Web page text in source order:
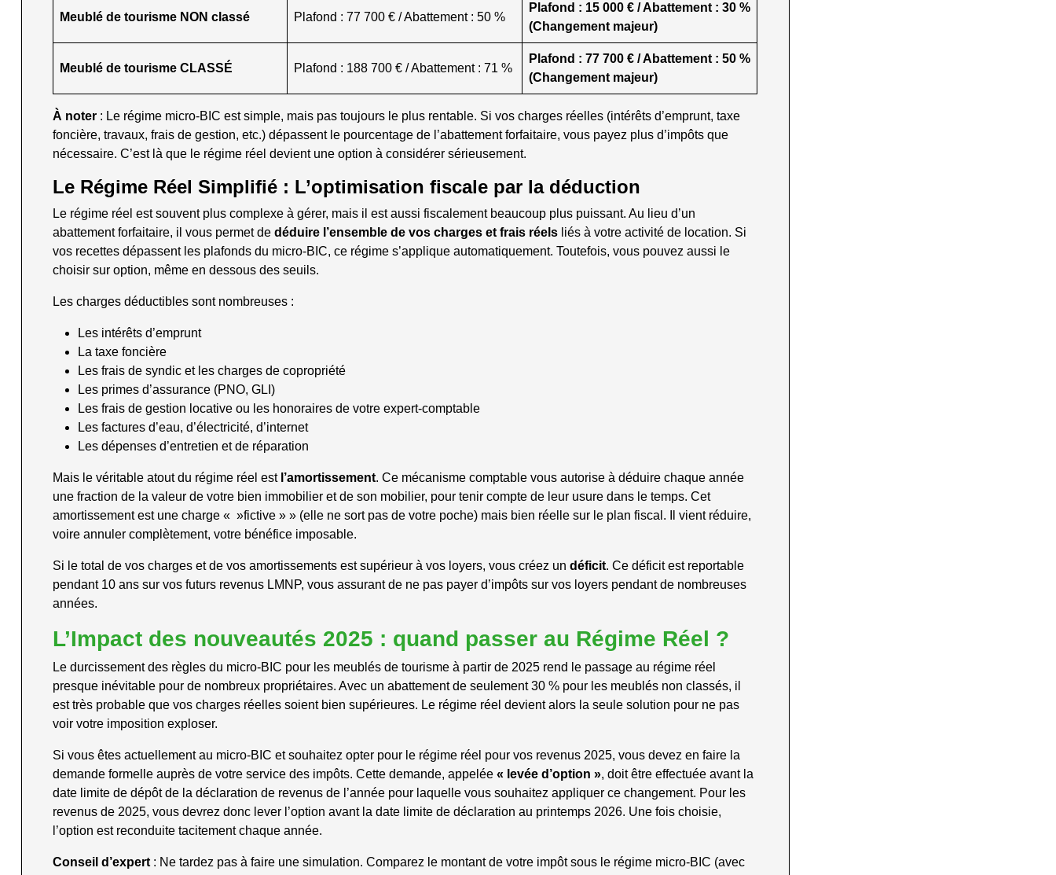
Meublé de tourisme NON classé Plafond : 77 700 € / Abattement : 50 %
Plafond : 15 000 € / Abattement : 30 %
(Changement majeur)
Meublé de tourisme CLASSÉ Plafond : 188 700 € / Abattement : 71 %
Plafond : 77 700 € / Abattement : 50 %
(Changement majeur)
À noter: Le régime micro-BIC est simple, mais pas toujours le plus rentable. Si vos charges réelles (intérêts d’emprunt, taxe
foncière, travaux, frais de gestion, etc.) dépassent le pourcentage de l’abattement forfaitaire, vous payez plus d’impôts que
nécessaire. C’est là que le régime réel devient une option à considérer sérieusement.
Le Régime Réel Simplifié : L’optimisation fiscale par la déduction
Le régime réel est souvent plus complexe à gérer, mais il est aussi fiscalement beaucoup plus puissant. Au lieu d’un
abattement forfaitaire, il vous permet de déduire l’ensemble de vos charges et frais réelsliés à votre activité de location. Si
vos recettes dépassent les plafonds du micro-BIC, ce régime s’applique automatiquement. Toutefois, vous pouvez aussi le
choisir sur option, même en dessous des seuils.
Les charges déductibles sont nombreuses :
Les intérêts d’emprunt
La taxe foncière
Les frais de syndic et les charges de copropriété
Les primes d’assurance (PNO, GLI)
Les frais de gestion locative ou les honoraires de votre expert-comptable
Les factures d’eau, d’électricité, d’internet
Les dépenses d’entretien et de réparation
Mais le véritable atout du régime réel est l’amortissement. Ce mécanisme comptable vous autorise à déduire chaque année
une fraction de la valeur de votre bien immobilier et de son mobilier, pour tenir compte de leur usure dans le temps. Cet
amortissement est une charge « »fictive » » (elle ne sort pas de votre poche) mais bien réelle sur le plan fiscal. Il vient réduire,
voire annuler complètement, votre bénéfice imposable.
Si le total de vos charges et de vos amortissements est supérieur à vos loyers, vous créez un déficit. Ce déficit est reportable
pendant 10 ans sur vos futurs revenus LMNP, vous assurant de ne pas payer d’impôts sur vos loyers pendant de nombreuses
années.
L’Impact des nouveautés 2025 : quand passer au Régime Réel ?
Le durcissement des règles du micro-BIC pour les meublés de tourisme à partir de 2025 rend le passage au régime réel
presque inévitable pour de nombreux propriétaires. Avec un abattement de seulement 30 % pour les meublés non classés, il
est très probable que vos charges réelles soient bien supérieures. Le régime réel devient alors la seule solution pour ne pas
voir votre imposition exploser.
Si vous êtes actuellement au micro-BIC et souhaitez opter pour le régime réel pour vos revenus 2025, vous devez en faire la
demande formelle auprès de votre service des impôts. Cette demande, appelée « levée d’option », doit être effectuée avant la
date limite de dépôt de la déclaration de revenus de l’année pour laquelle vous souhaitez appliquer ce changement. Pour les
revenus de 2025, vous devrez donc lever l’option avant la date limite de déclaration au printemps 2026. Une fois choisie,
l’option est reconduite tacitement chaque année.
Conseil d’expert: Ne tardez pas à faire une simulation. Comparez le montant de votre impôt sous le régime micro-BIC (avec